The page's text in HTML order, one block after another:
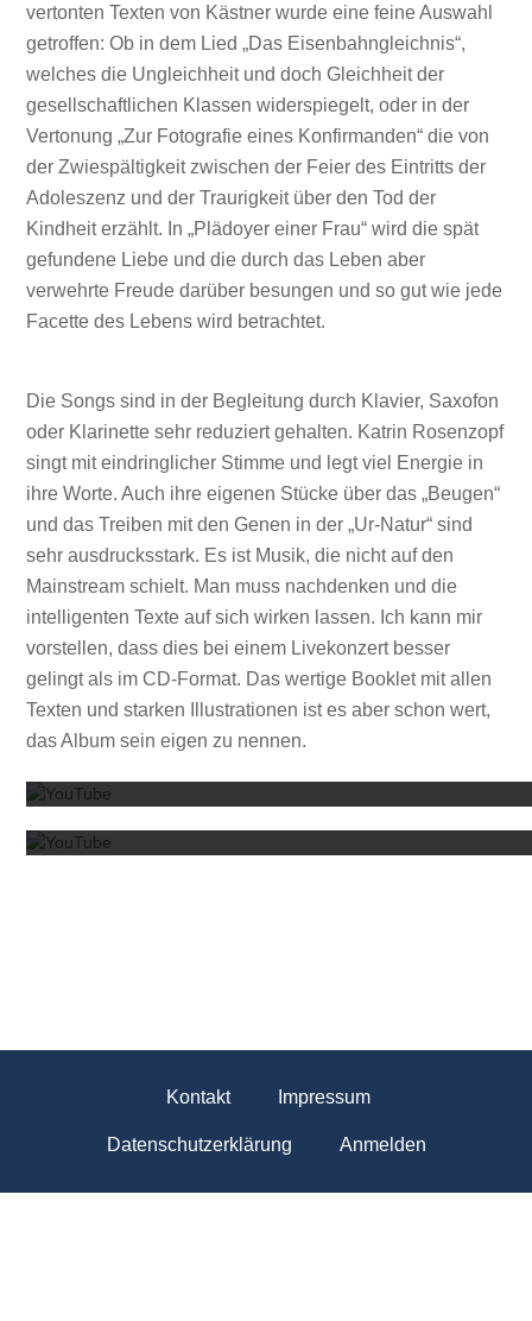
vertonten Texten von Kästner wurde eine feine Auswahl
getroffen: Ob in dem Lied „Das Eisenbahngleichnis“,
welches die Ungleichheit und doch Gleichheit der
gesellschaftlichen Klassen widerspiegelt, oder in der
Vertonung „Zur Fotografie eines Konfirmanden“ die von
der Zwiespältigkeit zwischen der Feier des Eintritts der
Adoleszenz und der Traurigkeit über den Tod der
Kindheit erzählt. In „Plädoyer einer Frau“ wird die spät
gefundene Liebe und die durch das Leben aber
verwehrte Freude darüber besungen und so gut wie jede
Facette des Lebens wird betrachtet.
Die Songs sind in der Begleitung durch Klavier, Saxofon
oder Klarinette sehr reduziert gehalten. Katrin Rosenzopf
singt mit eindringlicher Stimme und legt viel Energie in
ihre Worte. Auch ihre eigenen Stücke über das „Beugen“
und das Treiben mit den Genen in der „Ur-Natur“ sind
sehr ausdrucksstark. Es ist Musik, die nicht auf den
Mainstream schielt. Man muss nachdenken und die
intelligenten Texte auf sich wirken lassen. Ich kann mir
vorstellen, dass dies bei einem Livekonzert besser
gelingt als im CD-Format. Das wertige Booklet mit allen
Texten und starken Illustrationen ist es aber schon wert,
das Album sein eigen zu nennen.
Mit
Kontakt Impressum
Datenschutzerklärung Anmelden